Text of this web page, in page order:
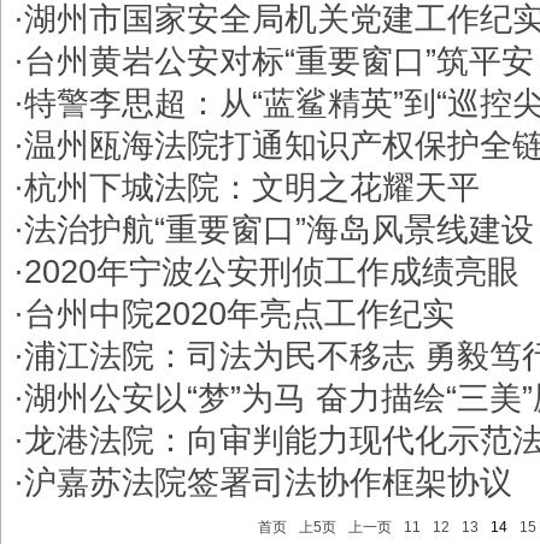
·湖州市国家安全局机关党建工作纪
·台州黄岩公安对标“重要窗口”筑平安
·特警李思超：从“蓝鲨精英”到“巡控
·温州瓯海法院打通知识产权保护全
·​杭州下城法院：文明之花耀天平
·​法治护航“重要窗口”海岛风景线建设
·2020年宁波公安刑侦工作成绩亮眼
·台州中院2020年亮点工作纪实
·浦江法院：司法为民不移志 勇毅笃
·湖州公安以“梦”为马 奋力描绘“三美
·龙港法院：向审判能力现代化示范
·沪嘉苏法院签署司法协作框架协议
首页 上5页 上一页 11 12 13 14 15